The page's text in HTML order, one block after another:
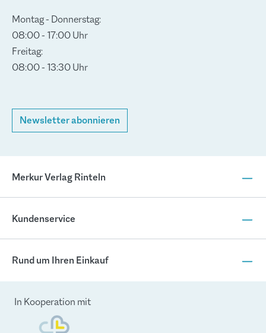
Montag - Donnerstag:
08:00 - 17:00 Uhr
Freitag:
08:00 - 13:30 Uhr
Newsletter abonnieren
Merkur Verlag Rinteln
Kundenservice
Rund um Ihren Einkauf
In Kooperation mit